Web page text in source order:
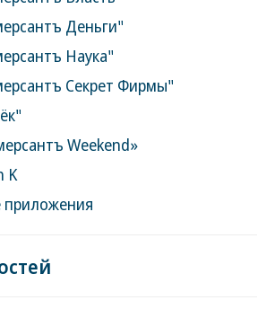
Деньги"
Наука"
Секрет Фирмы"
Weekend»
K
приложения